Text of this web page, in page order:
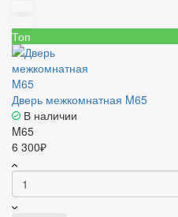
Топ
Дверь межкомнатная M65
В наличии
M65
6 300₽